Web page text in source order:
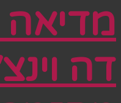
דה